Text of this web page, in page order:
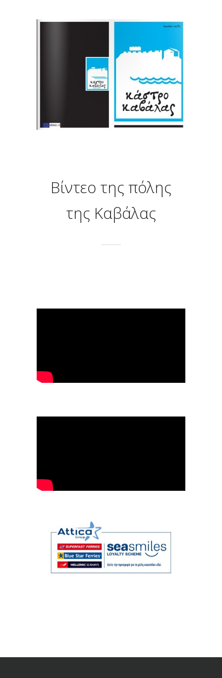
Βίντεο της πόλης
της Καβάλας